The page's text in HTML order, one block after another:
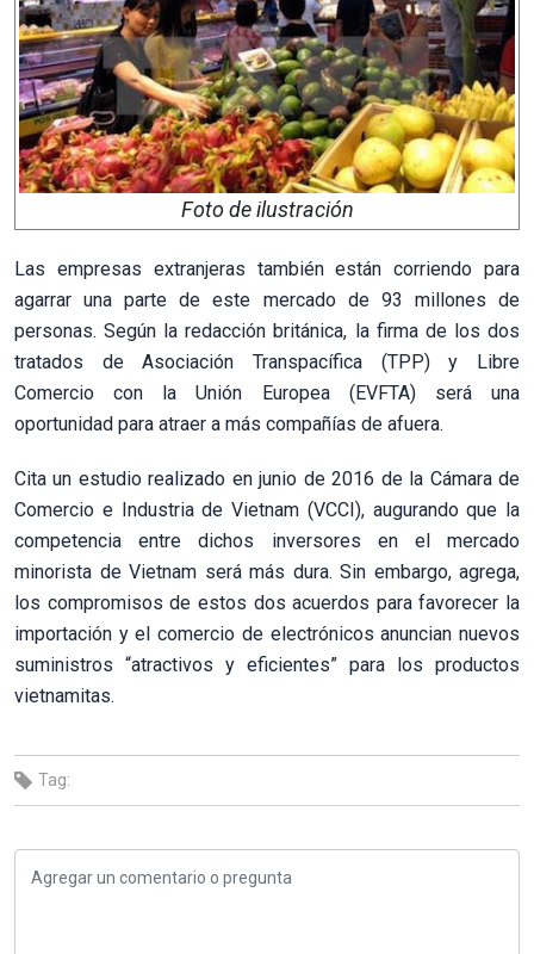
Foto de ilustración
Las empresas extranjeras también están corriendo para
agarrar una parte de este mercado de 93 millones de
personas. Según la redacción británica, la firma de los dos
tratados de Asociación Transpacífica (TPP) y Libre
Comercio con la Unión Europea (EVFTA) será una
oportunidad para atraer a más compañías de afuera.
Cita un estudio realizado en junio de 2016 de la Cámara de
Comercio e Industria de Vietnam (VCCI), augurando que la
competencia entre dichos inversores en el mercado
minorista de Vietnam será más dura. Sin embargo, agrega,
los compromisos de estos dos acuerdos para favorecer la
importación y el comercio de electrónicos anuncian nuevos
suministros “atractivos y eficientes” para los productos
vietnamitas.
Tag: